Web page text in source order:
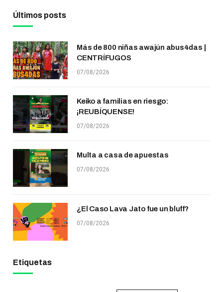
Últimos posts
Más de 800 niñas awajún abus4das |
CENTRÍFUGOS
07/08/2026
Keiko a familias en riesgo:
¡REUBÍQUENSE!
07/08/2026
Multa a casa de apuestas
07/08/2026
¿El Caso Lava Jato fue un bluff?
07/08/2026
Etiquetas